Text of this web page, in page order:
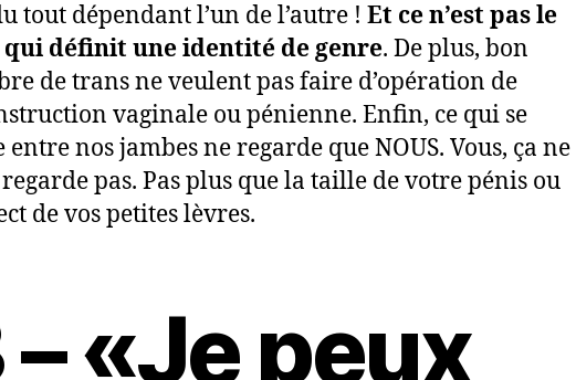
tout dépendant l’un de l’autre ! Et ce n’est pas le
qui définit une identité de genre. De plus, bon
de trans ne veulent pas faire d’opération de
vaginale ou pénienne. Enfin, ce qui se
entre nos jambes ne regarde que NOUS. Vous, ça ne
pas. Pas plus que la taille de votre pénis ou
de vos petites lèvres.
– «Je peux